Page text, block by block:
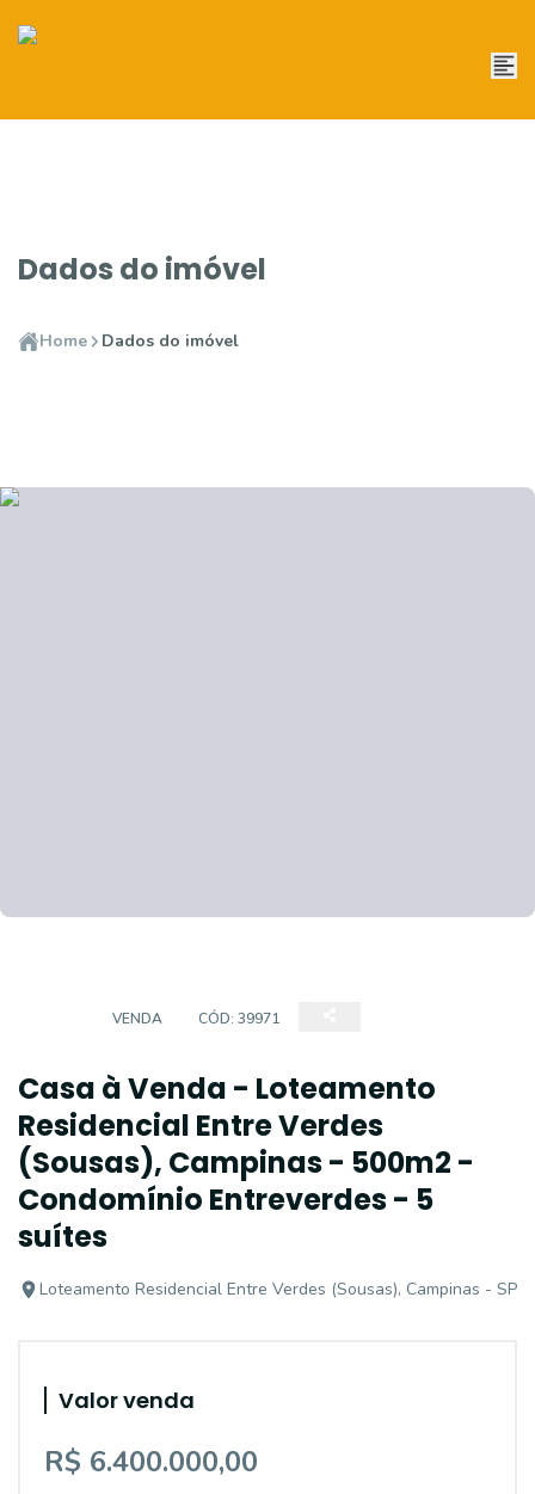
Dados do imóvel
Home Dados do imóvel
VENDA CÓD: 39971
Casa à Venda - Loteamento
Residencial Entre Verdes
(Sousas), Campinas - 500m2 -
Condomínio Entreverdes - 5
suítes
Loteamento Residencial Entre Verdes (Sousas), Campinas - SP
Valor venda
R$ 6.400.000,00